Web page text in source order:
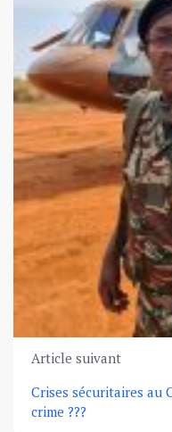
Article suivant
Crises sécuritaires au
crime ???